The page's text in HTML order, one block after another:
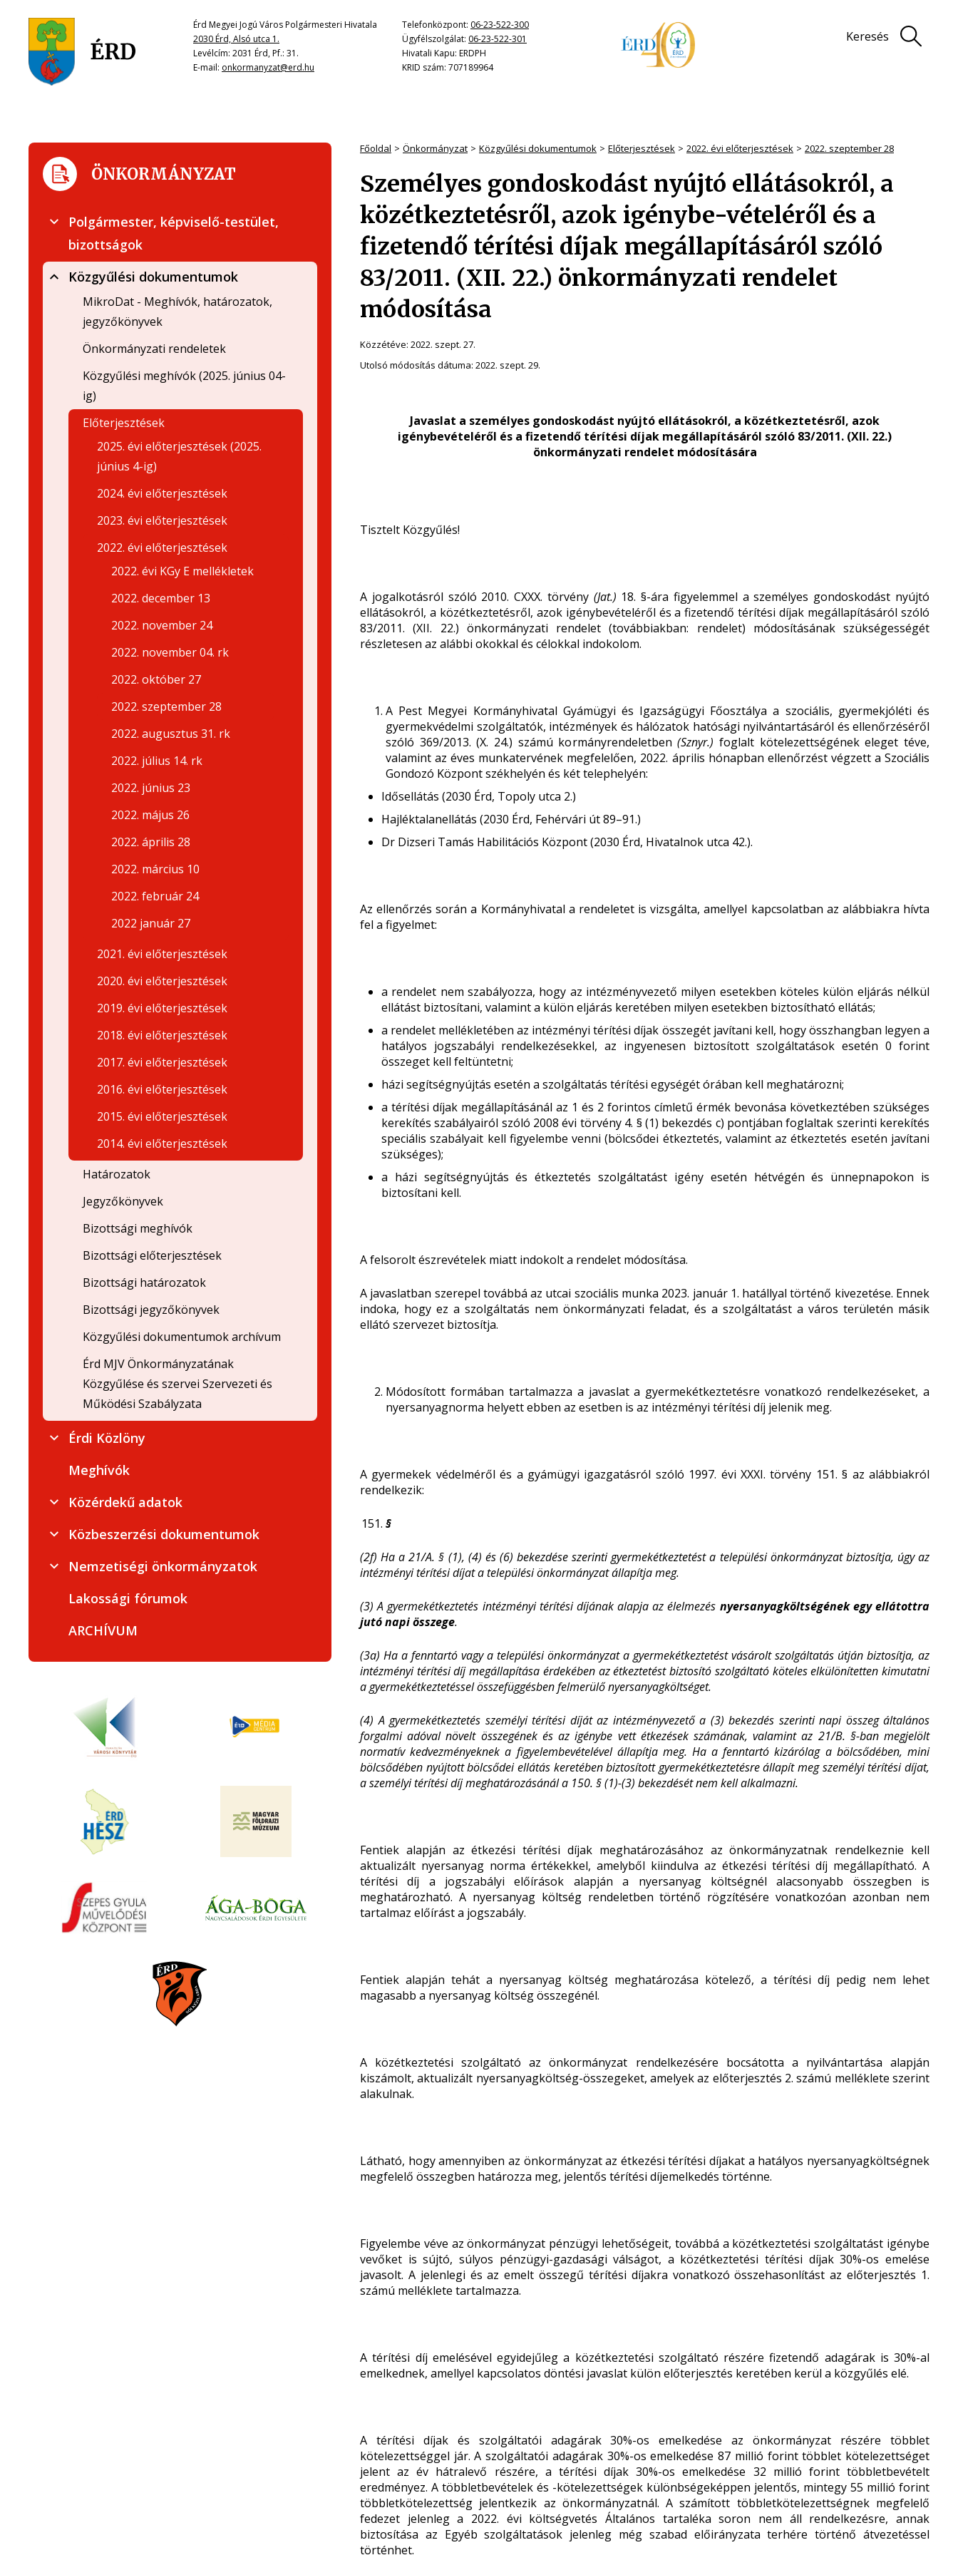
Érd Megyei Jogú Város Polgármesteri Hivatala
2030 Érd, Alsó utca 1.
Levélcím: 2031 Érd, Pf.: 31.
E-mail: onkormanyzat@erd.hu
Telefonközpont: 06-23-522-300
Ügyfélszolgálat: 06-23-522-301
Hivatali Kapu: ERDPH
KRID szám: 707189964
Keresés
Főoldal Önkormányzat Közgyűlési dokumentumok Előterjesztések 2022. évi előterjesztések 2022. szeptember 28
Személyes gondoskodást nyújtó ellátásokról, a
közétkeztetésről, azok igénybe-vételéről és a
fizetendő térítési díjak megállapításáról szóló
83/2011. (XII. 22.) önkormányzati rendelet
módosítása
Közzétéve: 2022. szept. 27.
Utolsó módosítás dátuma: 2022. szept. 29.
Javaslat a személyes gondoskodást nyújtó ellátásokról, a közétkeztetésről, azok
igénybevételéről és a fizetendő térítési díjak megállapításáról szóló 83/2011. (XII. 22.)
önkormányzati rendelet módosítására
Tisztelt Közgyűlés!
A jogalkotásról szóló 2010. CXXX. törvény (Jat.) 18. §-ára figyelemmel a személyes gondoskodást nyújtó
ellátásokról, a közétkeztetésről, azok igénybevételéről és a fizetendő térítési díjak megállapításáról szóló
83/2011. (XII. 22.) önkormányzati rendelet (továbbiakban: rendelet) módosításának szükségességét
részletesen az alábbi okokkal és célokkal indokolom.
A Pest Megyei Kormányhivatal Gyámügyi és Igazságügyi Főosztálya a szociális, gyermekjóléti és
gyermekvédelmi szolgáltatók, intézmények és hálózatok hatósági nyilvántartásáról és ellenőrzéséről
szóló 369/2013. (X. 24.) számú kormányrendeletben(Sznyr.) foglalt kötelezettségének eleget téve,
valamint az éves munkatervének megfelelően, 2022. április hónapban ellenőrzést végzett a Szociális
Gondozó Központ székhelyén és két telephelyén:
Idősellátás (2030 Érd, Topoly utca 2.)
Hajléktalanellátás (2030 Érd, Fehérvári út 89–91.)
Dr Dizseri Tamás Habilitációs Központ (2030 Érd, Hivatalnok utca 42.).
Az ellenőrzés során a Kormányhivatal a rendeletet is vizsgálta, amellyel kapcsolatban az alábbiakra hívta
fel a figyelmet:
a rendelet nem szabályozza, hogy az intézményvezető milyen esetekben köteles külön eljárás nélkül
ellátást biztosítani, valamint a külön eljárás keretében milyen esetekben biztosítható ellátás;
a rendelet mellékletében az intézményi térítési díjak összegét javítani kell, hogy összhangban legyen a
hatályos jogszabályi rendelkezésekkel, az ingyenesen biztosított szolgáltatások esetén 0 forint
összeget kell feltüntetni;
házi segítségnyújtás esetén a szolgáltatás térítési egységét órában kell meghatározni;
a térítési díjak megállapításánál az 1 és 2 forintos címletű érmék bevonása következtében szükséges
kerekítés szabályairól szóló 2008 évi törvény 4. § (1) bekezdés c) pontjában foglaltak szerinti kerekítés
speciális szabályait kell figyelembe venni (bölcsődei étkeztetés, valamint az étkeztetés esetén javítani
szükséges);
a házi segítségnyújtás és étkeztetés szolgáltatást igény esetén hétvégén és ünnepnapokon is
biztosítani kell.
A felsorolt észrevételek miatt indokolt a rendelet módosítása.
A javaslatban szerepel továbbá az utcai szociális munka 2023. január 1. hatállyal történő kivezetése. Ennek
indoka, hogy ez a szolgáltatás nem önkormányzati feladat, és a szolgáltatást a város területén másik
ellátó szervezet biztosítja.
Módosított formában tartalmazza a javaslat a gyermekétkeztetésre vonatkozó rendelkezéseket, a
nyersanyagnorma helyett ebben az esetben is az intézményi térítési díj jelenik meg.
A gyermekek védelméről és a gyámügyi igazgatásról szóló 1997. évi XXXI. törvény 151. § az alábbiakról
rendelkezik:
§
(2f) Ha a 21/A. § (1), (4) és (6) bekezdése szerinti gyermekétkeztetést a települési önkormányzat biztosítja, úgy az
intézményi térítési díjat a települési önkormányzat állapítja meg.
(3) A gyermekétkeztetés intézményi térítési díjának alapja az élelmezés nyersanyagköltségének egy ellátottra
jutó napi összege.
(3a) Ha a fenntartó vagy a települési önkormányzat a gyermekétkeztetést vásárolt szolgáltatás útján biztosítja, az
intézményi térítési díj megállapítása érdekében az étkeztetést biztosító szolgáltató köteles elkülönítetten kimutatni
a gyermekétkeztetéssel összefüggésben felmerülő nyersanyagköltséget.
(4) A gyermekétkeztetés személyi térítési díját az intézményvezető a (3) bekezdés szerinti napi összeg általános
forgalmi adóval növelt összegének és az igénybe vett étkezések számának, valamint az 21/B. §-ban megjelölt
normatív kedvezményeknek a figyelembevételével állapítja meg. Ha a fenntartó kizárólag a bölcsődében, mini
bölcsődében nyújtott bölcsődei ellátás keretében biztosított gyermekétkeztetésre állapít meg személyi térítési díjat,
a személyi térítési díj meghatározásánál a 150. § (1)-(3) bekezdését nem kell alkalmazni.
Fentiek alapján az étkezési térítési díjak meghatározásához az önkormányzatnak rendelkeznie kell
aktualizált nyersanyag norma értékekkel, amelyből kiindulva az étkezési térítési díj megállapítható. A
térítési díj a jogszabályi előírások alapján a nyersanyag költségnél alacsonyabb összegben is
meghatározható. A nyersanyag költség rendeletben történő rögzítésére vonatkozóan azonban nem
tartalmaz előírást a jogszabály.
Fentiek alapján tehát a nyersanyag költség meghatározása kötelező, a térítési díj pedig nem lehet
magasabb a nyersanyag költség összegénél.
A közétkeztetési szolgáltató az önkormányzat rendelkezésére bocsátotta a nyilvántartása alapján
kiszámolt, aktualizált nyersanyagköltség-összegeket, amelyek az előterjesztés 2. számú melléklete szerint
alakulnak.
Látható, hogy amennyiben az önkormányzat az étkezési térítési díjakat a hatályos nyersanyagköltségnek
megfelelő összegben határozza meg, jelentős térítési díjemelkedés történne.
Figyelembe véve az önkormányzat pénzügyi lehetőségeit, továbbá a közétkeztetési szolgáltatást igénybe
vevőket is sújtó, súlyos pénzügyi-gazdasági válságot, a közétkeztetési térítési díjak 30%-os emelése
javasolt. A jelenlegi és az emelt összegű térítési díjakra vonatkozó összehasonlítást az előterjesztés 1.
számú melléklete tartalmazza.
A térítési díj emelésével egyidejűleg a közétkeztetési szolgáltató részére fizetendő adagárak is 30%-al
emelkednek, amellyel kapcsolatos döntési javaslat külön előterjesztés keretében kerül a közgyűlés elé.
A térítési díjak és szolgáltatói adagárak 30%-os emelkedése az önkormányzat részére többlet
kötelezettséggel jár. A szolgáltatói adagárak 30%-os emelkedése 87 millió forint többlet kötelezettséget
jelent az év hátralevő részére, a térítési díjak 30%-os emelkedése 32 millió forint többletbevételt
eredményez. A többletbevételek és -kötelezettségek különbségeképpen jelentős, mintegy 55 millió forint
többletkötelezettség jelentkezik az önkormányzatnál. A számított többletkötelezettségnek megfelelő
fedezet jelenleg a 2022. évi költségvetés Általános tartaléka soron nem áll rendelkezésre, annak
biztosítása az Egyéb szolgáltatások jelenleg még szabad előirányzata terhére történő átvezetéssel
történhet.
ÖNKORMÁNYZAT
Polgármester, képviselő-testület,
bizottságok
Közgyűlési dokumentumok
MikroDat - Meghívók, határozatok,
jegyzőkönyvek
Önkormányzati rendeletek
Közgyűlési meghívók (2025. június 04-
ig)
Előterjesztések
2025. évi előterjesztések (2025.
június 4-ig)
2024. évi előterjesztések
2023. évi előterjesztések
2022. évi előterjesztések
2022. évi KGy E mellékletek
2022. december 13
2022. november 24
2022. november 04. rk
2022. október 27
2022. szeptember 28
2022. augusztus 31. rk
2022. július 14. rk
2022. június 23
2022. május 26
2022. április 28
2022. március 10
2022. február 24
2022 január 27
2021. évi előterjesztések
2020. évi előterjesztések
2019. évi előterjesztések
2018. évi előterjesztések
2017. évi előterjesztések
2016. évi előterjesztések
2015. évi előterjesztések
2014. évi előterjesztések
Határozatok
Jegyzőkönyvek
Bizottsági meghívók
Bizottsági előterjesztések
Bizottsági határozatok
Bizottsági jegyzőkönyvek
Közgyűlési dokumentumok archívum
Érd MJV Önkormányzatának
Közgyűlése és szervei Szervezeti és
Működési Szabályzata
Érdi Közlöny
Meghívók
Közérdekű adatok
Közbeszerzési dokumentumok
Nemzetiségi önkormányzatok
Lakossági fórumok
ARCHÍVUM